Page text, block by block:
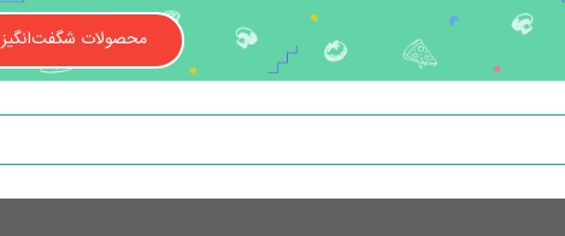
محصولات شگفت‌انگیز